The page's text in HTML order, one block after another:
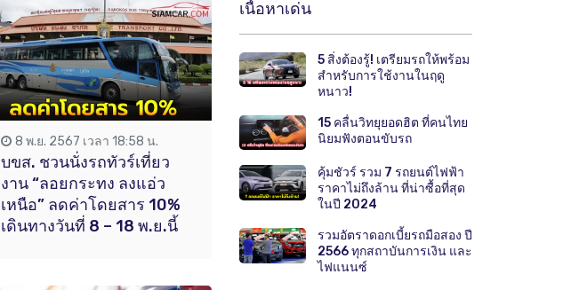
8 พ.ย. 2567 เวลา 18:58 น.
บขส. ชวนนั่งรถทัวร์เที่ยว
งาน “ลอยกระทง ลงแอ่ว
เหนือ” ลดค่าโดยสาร 10%
เดินทางวันที่ 8 – 18 พ.ย.นี้
เนื้อหาเด่น
5 สิ่งต้องรู้! เตรียมรถให้พร้อม
สำหรับการใช้งานในฤดู
หนาว!
15 คลื่นวิทยุยอดฮิต ที่คนไทย
นิยมฟังตอนขับรถ
คุ้มชัวร์ รวม 7 รถยนต์ไฟฟ้า
ราคาไม่ถึงล้าน ที่น่าซื้อที่สุด
ในปี 2024
รวมอัตราดอกเบี้ยรถมือสอง ปี
2566 ทุกสถาบันการเงิน และ
ไฟแนนซ์